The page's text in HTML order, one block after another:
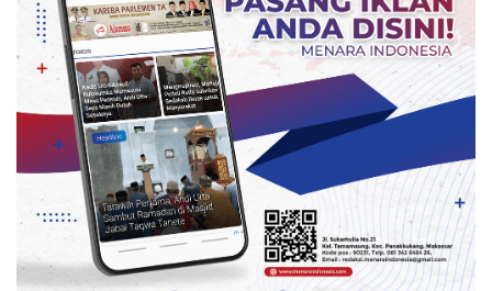
Kesehatan
Lingkungan
Olahraga